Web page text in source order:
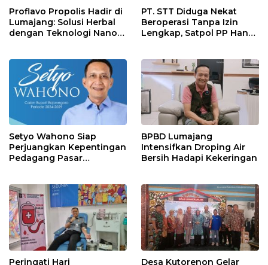
Proflavo Propolis Hadir di
Lumajang: Solusi Herbal
dengan Teknologi Nano
PT. STT Diduga Nekat
Beroperasi Tanpa Izin
Lengkap, Satpol PP Hanya
Setyo Wahono Siap
Perjuangkan Kepentingan
Pedagang Pasar
BPBD Lumajang
Intensifkan Droping Air
Bersih Hadapi Kekeringan
Peringati Hari
Desa Kutorenon Gelar